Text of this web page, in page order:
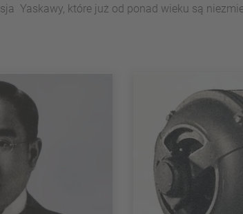
Yaskawy, które już od ponad wieku są